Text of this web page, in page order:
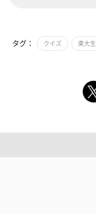
タグ： クイズ 東大生